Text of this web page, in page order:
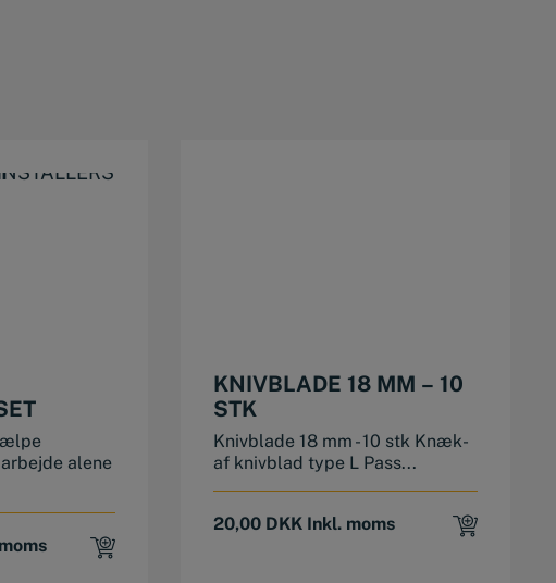
alene
KNIVBLADE 18 MM – 10
STK
Knivblade 18 mm - 10 stk Knæk-
af knivblad type L Pass...
20,00 DKK Inkl. moms